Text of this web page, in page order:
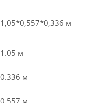
1,05*0,557*0,336 м
1.05 м
0.336 м
0.557 м